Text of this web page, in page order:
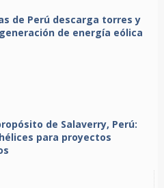
de Perú descarga torres y
de energía eólica
de Salaverry, Perú:
para proyectos